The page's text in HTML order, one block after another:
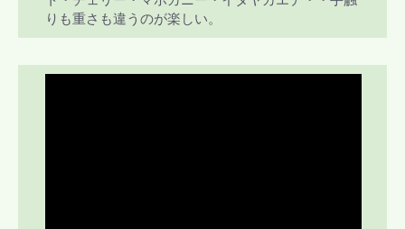
りも重さも違うのが楽しい。